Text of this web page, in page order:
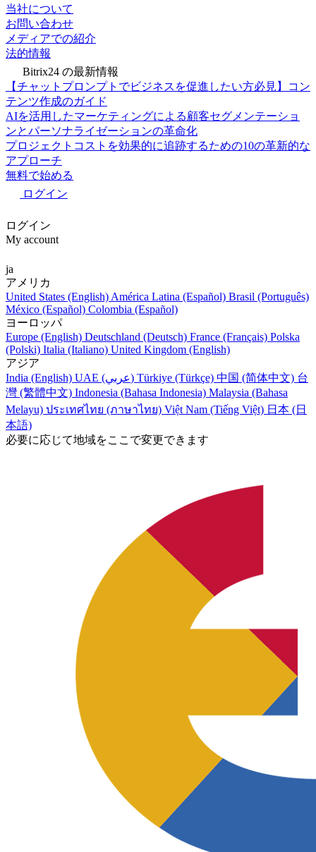
当社について
お問い合わせ
メディアでの紹介
法的情報
Bitrix24 の最新情報
【チャットプロンプトでビジネスを促進したい方必見】コン
テンツ作成のガイド
AIを活用したマーケティングによる顧客セグメンテーショ
ンとパーソナライゼーションの革命化
プロジェクトコストを効果的に追跡するための10の革新的な
アプローチ
無料で始める
ログイン
ログイン
My account
ja
アメリカ
United States (English) América Latina (Español) Brasil (Português)
México (Español) Colombia (Español)
ヨーロッパ
Europe (English) Deutschland (Deutsch) France (Français) Polska
(Polski) Italia (Italiano) United Kingdom (English)
アジア
India (English)
UAE (عربي) Türkiye (Türkçe) 中国 (简体中文) 台
灣 (繁體中文) Indonesia (Bahasa Indonesia) Malaysia (Bahasa
Melayu) ประเทศไทย (ภาษาไทย) Việt Nam (Tiếng Việt) 日本 (日
本語)
必要に応じて地域をここで変更できます